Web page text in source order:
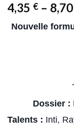
4,35 € – 8,70
Nouvelle
Dossier :
Talents : Inti,